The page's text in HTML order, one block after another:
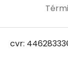
cvr: 44628333